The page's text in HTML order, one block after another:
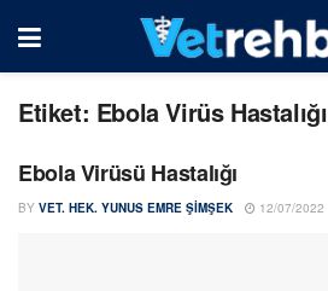
Etiket: Ebola Virüs Hastalığı
Ebola Virüsü Hastalığı
BY VET. HEK. YUNUS EMRE ŞIMŞEK 12/07/2022